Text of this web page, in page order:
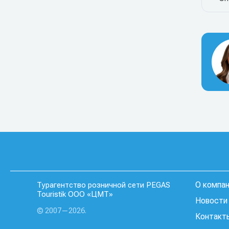
Турагентство розничной сети PEGAS
Touristik ООО «ЦМТ»
© 2007—2026.
О
Новости